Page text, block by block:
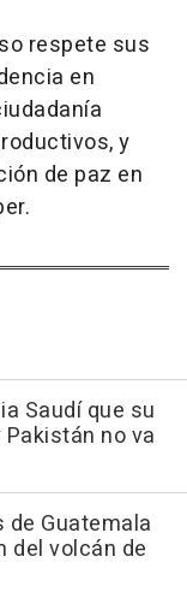
respete sus
en
y
de paz en
Saudí que su
no va
Guatemala
del volcán de